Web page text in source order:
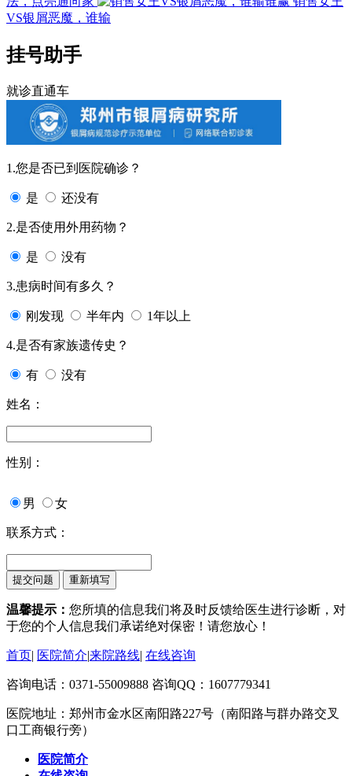
VS银屑恶魔，谁输
挂号助手
就诊直通车
1.您是否已到医院确诊？
是 还没有
2.是否使用外用药物？
是 没有
3.患病时间有多久？
刚发现 半年内 1年以上
4.是否有家族遗传史？
有 没有
姓名：
性别：
男 女
联系方式：
温馨提示： 您所填的信息我们将及时反馈给医生进行诊断，对
于您的个人信息我们承诺绝对保密！请您放心！
首页| 医院简介|来院路线| 在线咨询
咨询电话：0371-55009888 咨询QQ：1607779341
医院地址：郑州市金水区南阳路227号（南阳路与群办路交叉
口工商银行旁）
医院简介